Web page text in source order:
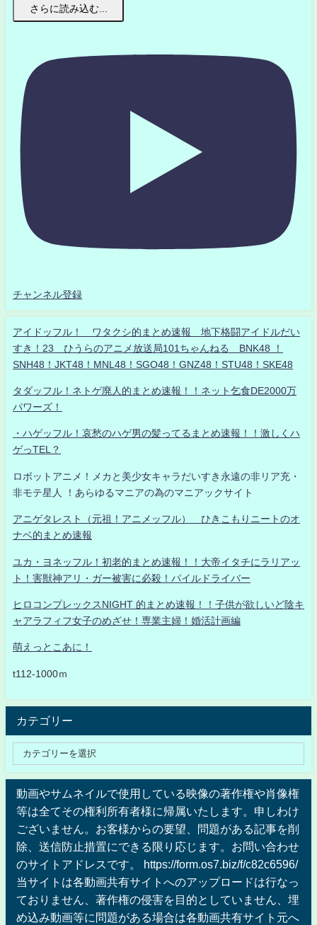
さらに読み込む...
チャンネル登録
アイドッフル！ ワタクシ的まとめ速報 地下格闘アイドルだい
すき！23 ひうらのアニメ放送局101ちゃんねる BNK48 ！
SNH48！JKT48！MNL48！SGO48！GNZ48！STU48！SKE48
タダッフル！ネトゲ廃人的まとめ速報！！ネット乞食DE2000万
パワーズ！
・ハゲッフル！哀愁のハゲ男の髪ってるまとめ速報！！激しくハ
ゲっTEL？
ロボットアニメ！メカと美少女キャラだいすき永遠の非リア充・
非モテ星人 ！あらゆるマニアの為のマニアックサイト
アニゲタレスト（元祖！アニメッフル） ひきこもりニートのオ
ナベ的まとめ速報
ユカ・ヨネッフル！初老的まとめ速報！！大帝イタチにラリアッ
ト！害獣神アリ・ガー被害に必殺！パイルドライバー
ヒロコンプレックスNIGHT 的まとめ速報！！子供が欲しいど陰キ
ャアラフィフ女子のめざせ！専業主婦！婚活計画編
萌えっとこあに！
t112-1000ｍ
カテゴリー
動画やサムネイルで使用している映像の著作権や肖像権
等は全てその権利所有者様に帰属いたします。申しわけ
ございません。お客様からの要望、問題がある記事を削
除、送信防止措置にできる限り応じます。お問い合わせ
のサイトアドレスです。 https://form.os7.biz/f/c82c6596/
当サイトは各動画共有サイトへのアップロードは行なっ
ておりません、著作権の侵害を目的としていません、埋
め込み動画等に問題がある場合は各動画共有サイト元へ